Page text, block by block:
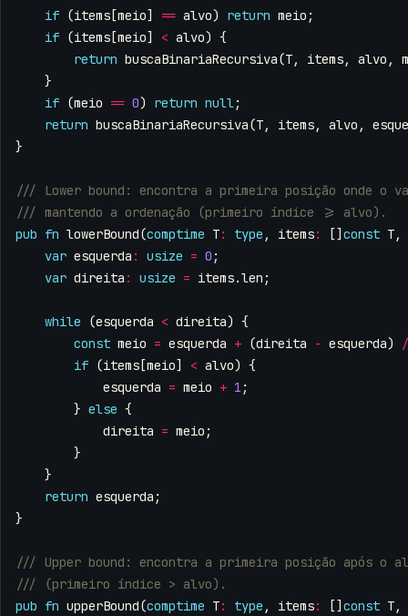
if (items [meio] == alvo) return meio ;
if (items [meio] < alvo) {
return buscaBinariaRecursiva(T, items, alvo ,
}
if (meio == 0) return null;
return buscaBinariaRecursiva(T, items, alvo ,
}
pub fn lowerBound(comptime T: type , items: [] const T,
var esquerda : usize = 0 ;
var direita : usize = items.len ;
while (esquerda < direita) {
const meio = esquerda + (direita - esquerda)
/
if (items [meio] < alvo) {
esquerda = meio + 1 ;
} else {
direita = meio ;
}
}
return esquerda ;
}
pub fn upperBound(comptime T: type , items: [] const T,